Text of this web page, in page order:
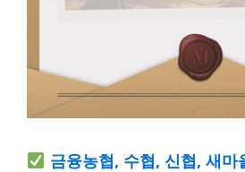
금융농협, 수협, 신협, 새마